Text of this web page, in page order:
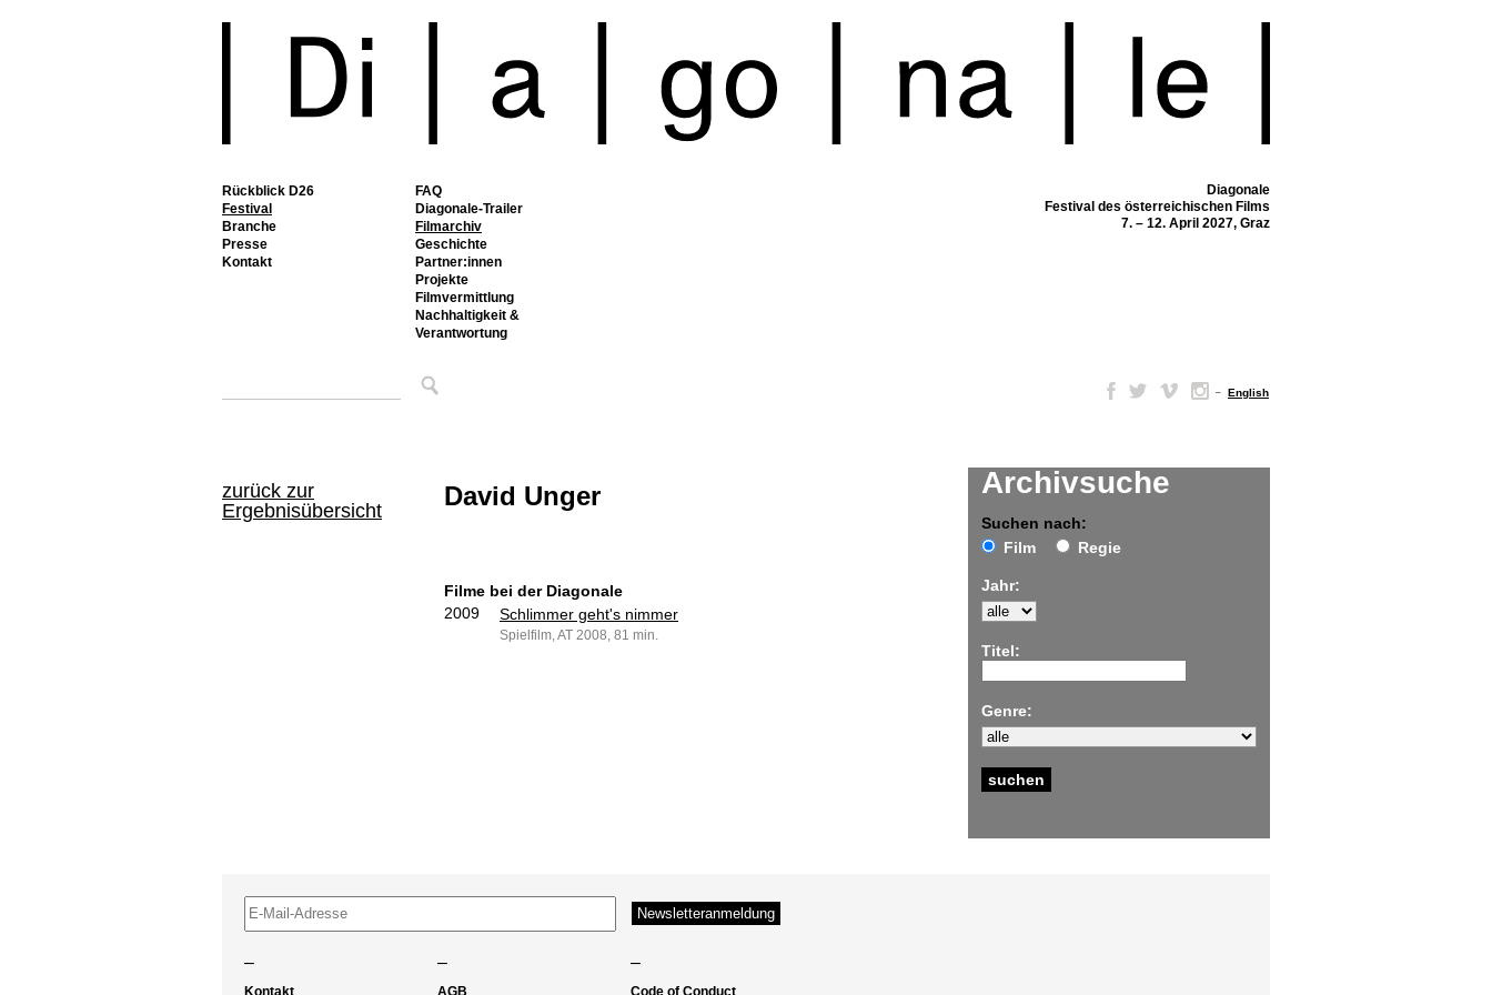
Rückblick D26
Festival
FAQ
Diagonale-Trailer
Filmarchiv
Geschichte
Partner:innen
Projekte
Filmvermittlung
Nachhaltigkeit &
Verantwortung
Branche
Presse
Kontakt
Diagonale
Festival des österreichischen Films
7. – 12. April 2027, Graz
– English
zurück zur
Ergebnisübersicht
Archivsuche
Suchen nach:
Film
Regie
Jahr:
Titel:
Genre:
David Unger
Filme bei der Diagonale
2009
Schlimmer geht's nimmer
Spielfilm, AT 2008, 81 min.
– – –
Kontakt AGB Code of Conduct